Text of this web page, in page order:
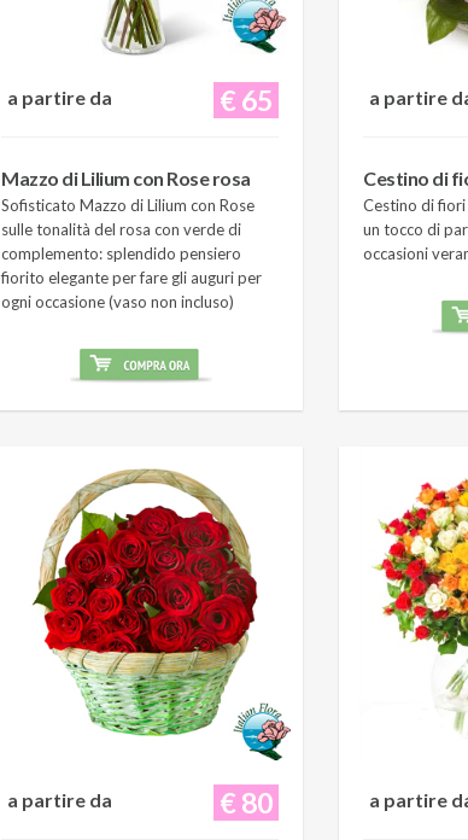
€ 65
a partire da
Mazzo di Lilium con Rose rosa
Sofisticato Mazzo di Lilium con Rose
sulle tonalità del rosa con verde di
complemento: splendido pensiero
fiorito elegante per fare gli auguri per
ogni occasione (vaso non incluso)
a partire
Cestino di
Cestino di
un tocco di
occasioni
€ 80
a partire da a partire